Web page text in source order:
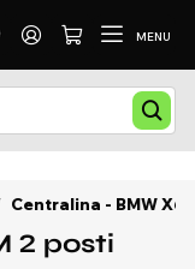
MENU
Centralina - BMW
2 posti